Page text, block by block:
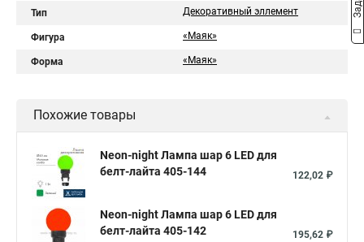
Тип Декоративный эллемент
Фигура «Маяк»
Форма «Маяк»
Похожие товары
Neon-night Лампа шар 6 LED для
белт-лайта 405-144
122,02 ₽
Neon-night Лампа шар 6 LED для
белт-лайта 405-142
195,62 ₽